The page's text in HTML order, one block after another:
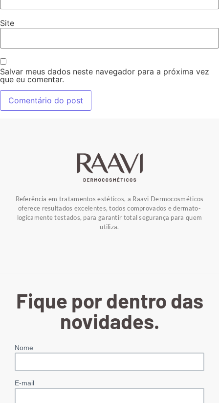
Site
Salvar meus dados neste navegador para a próxima vez
que eu comentar.
Referência em tratamentos estéticos, a Raavi Dermocosméticos
oferece resultados excelentes, todos comprovados e dermato-
logicamente testados, para garantir total segurança para quem
utiliza.
Fique por dentro das
novidades.
Nome
E-mail